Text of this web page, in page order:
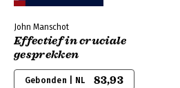
John Manschot
Effectief in cruciale
gesprekken
Gebonden | NL 83,93